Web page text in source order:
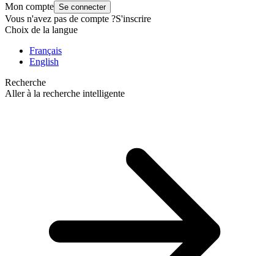
Mon compte Se connecter
Vous n'avez pas de compte ?S'inscrire
Choix de la langue
Français
English
Recherche
Aller à la recherche intelligente